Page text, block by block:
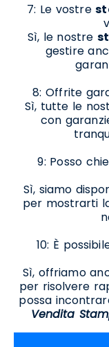
7: Le vostre
Sì, le nostre
gestire
8: Offrite
Sì, tutte le
con
9: Posso
Sì, siamo
per mostrarti
10: È
Sì, offriamo
per risolvere
possa
Vendita